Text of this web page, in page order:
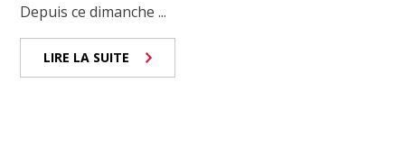
Depuis ce dimanche ...
LIRE LA SUITE